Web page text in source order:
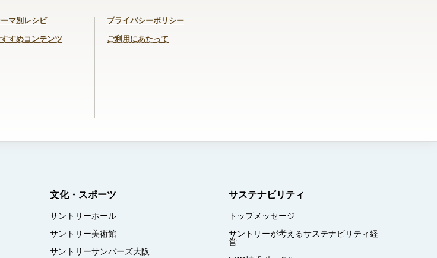
マ別レシピ
すめコンテンツ
プライバシーポリシー
ご利用にあたって
文化・スポーツ
サントリーホール
サントリー美術館
サントリーサンバーズ大阪
サステナビリティ
トップメッセージ
サントリーが考えるサステナビリティ経
営